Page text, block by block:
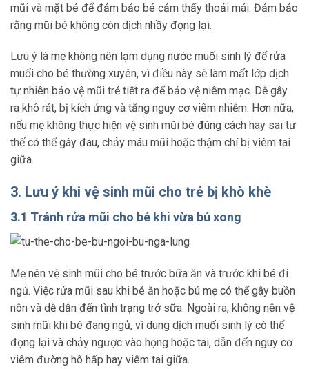
mũi và mặt bé để đảm bảo bé cảm thấy thoải mái. Đảm bảo
rằng mũi bé không còn dịch nhầy đọng lại.
Lưu ý là mẹ không nên lạm dụng nước muối sinh lý để rửa
muối cho bé thường xuyên, vì điều này sẽ làm mất lớp dịch
tự nhiên bảo vệ mũi trẻ tiết ra để bảo vệ niêm mạc. Dễ gây
ra khô rát, bị kích ứng và tăng nguy cơ viêm nhiễm. Hơn nữa,
nếu mẹ không thực hiện vệ sinh mũi bé đúng cách hay sai tư
thế có thể gây đau, chảy máu mũi hoặc thậm chí bị viêm tai
giữa.
3. Lưu ý khi vệ sinh mũi cho trẻ bị khò khè
3.1 Tránh rửa mũi cho bé khi vừa bú xong
Mẹ nên vệ sinh mũi cho bé trước bữa ăn và trước khi bé đi
ngủ. Việc rửa mũi sau khi bé ăn hoặc bú mẹ có thể gây buồn
nôn và dễ dẫn đến tình trạng trớ sữa. Ngoài ra, không nên vệ
sinh mũi khi bé đang ngủ, vì dung dịch muối sinh lý có thể
đọng lại và chảy ngược vào họng hoặc tai, dẫn đến nguy cơ
viêm đường hô hấp hay viêm tai giữa.